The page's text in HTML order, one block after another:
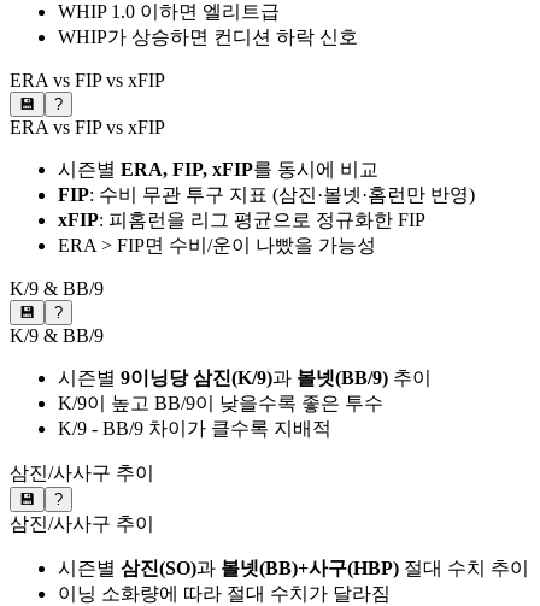
WHIP 1.0 이하면 엘리트급
WHIP가 상승하면 컨디션 하락 신호
ERA vs FIP vs xFIP
💾 ?
ERA vs FIP vs xFIP
시즌별 ERA, FIP, xFIP를 동시에 비교
FIP: 수비 무관 투구 지표 (삼진·볼넷·홈런만 반영)
xFIP: 피홈런을 리그 평균으로 정규화한 FIP
ERA > FIP면 수비/운이 나빴을 가능성
K/9 & BB/9
💾 ?
K/9 & BB/9
시즌별 9이닝당 삼진(K/9)과 볼넷(BB/9) 추이
K/9이 높고 BB/9이 낮을수록 좋은 투수
K/9 - BB/9 차이가 클수록 지배적
삼진/사사구 추이
💾 ?
삼진/사사구 추이
시즌별 삼진(SO)과 볼넷(BB)+사구(HBP) 절대 수치 추이
이닝 소화량에 따라 절대 수치가 달라짐